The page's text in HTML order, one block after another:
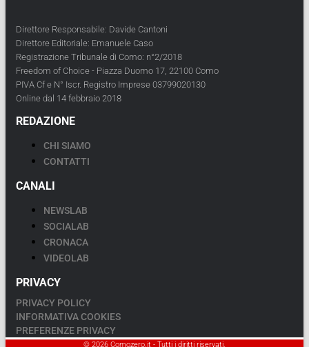
Direttore Responsabile: Davide Cantoni
Direttore Editoriale: Emanuele Caso
Registrazione Tribunale di Como: n°2/2018
Freedom of Choice - Piazza Duomo 17, 22100 Como
PIVA Cf e N° Iscr. Registro Imprese 03799020130
Online dal 14 febbraio 2018
REDAZIONE
CHI SIAMO
CONTATTI
CANALI
NEWSLAB
SOCIALAB
CRONACA
VIDEOLAB
PRIVACY
PRIVACY POLICY
INFORMATIVA COOKIES
PREFERENZE PRIVACY
© 2026 Comozero.it - Tutti i diritti riservati.